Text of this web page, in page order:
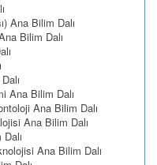
Ana Bilim Dalı
Bilim Dalı
Ana Bilim Dalı
Ana Bilim Dalı
Ana Bilim Dalı
Ana Bilim Dalı